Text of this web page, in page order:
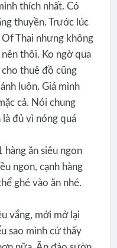
thích nhất. Có
thuyền. Trước lúc
Thai nhưng không
thôi. Ko ngờ qua
cho thuê đồ cũng
luôn. Giá mình
cả. Nói chung
đủ vì nóng quá
hàng ăn siêu ngon
ngon, cạnh hàng
ghé vào ăn nhé.
vắng, mới mở lại
sao mình cứ thấy